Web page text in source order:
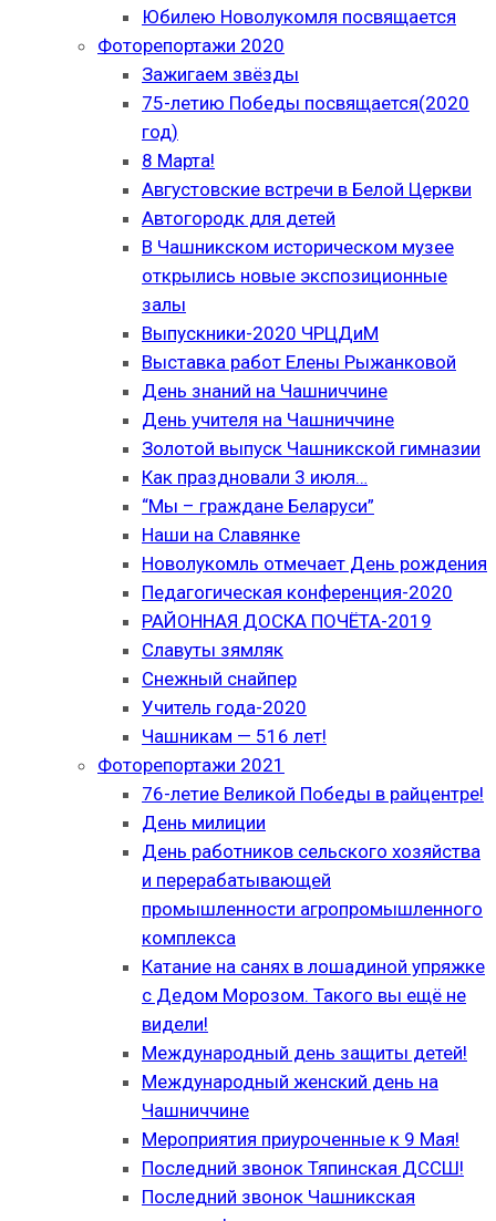
Юбилею Новолукомля посвящается
Фоторепортажи 2020
Зажигаем звёзды
75-летию Победы посвящается(2020
год)
8 Марта!
Августовские встречи в Белой Церкви
Автогородк для детей
В Чашникском историческом музее
открылись новые экспозиционные
залы
Выпускники-2020 ЧРЦДиМ
Выставка работ Елены Рыжанковой
День знаний на Чашниччине
День учителя на Чашниччине
Золотой выпуск Чашникской гимназии
Как праздновали 3 июля…
“Мы – граждане Беларуси”
Наши на Славянке
Новолукомль отмечает День рождения
Педагогическая конференция-2020
РАЙОННАЯ ДОСКА ПОЧЁТА-2019
Славуты зямляк
Снежный снайпер
Учитель года-2020
Чашникам — 516 лет!
Фоторепортажи 2021
76-летие Великой Победы в райцентре!
День милиции
День работников сельского хозяйства
и перерабатывающей
промышленности агропромышленного
комплекса
Катание на санях в лошадиной упряжке
с Дедом Морозом. Такого вы ещё не
видели!
Международный день защиты детей!
Международный женский день на
Чашниччине
Мероприятия приуроченные к 9 Мая!
Последний звонок Тяпинская ДССШ!
Последний звонок Чашникская